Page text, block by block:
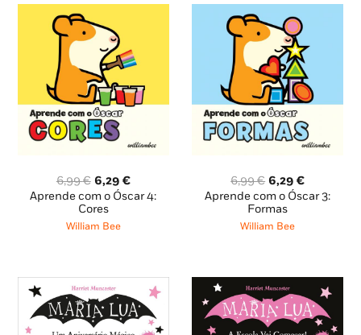
6,99€ O
preço
original
era:
6,29 €O
preço
Aprende com o Óscar 4:
Cores
William Bee
6,99€ O
preço
original
era:
6,29€O
preço
Aprende com o Óscar 3:
Formas
William Bee